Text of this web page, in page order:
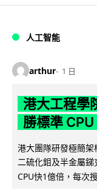
人工智能
arthur 1 日
港大工程學
勝標準 CPU
港大團隊研發極簡
二硫化鉬及半金屬
CPU快1億倍，每次